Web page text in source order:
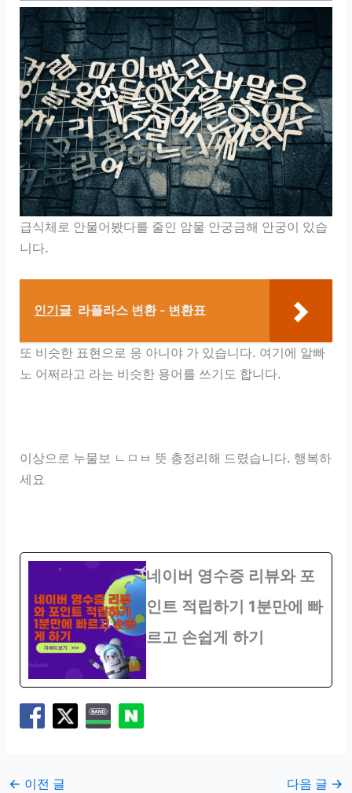
급식체로 안물어봤다를 줄인 암물 안궁금해 안궁이 있습
니다.
인기글 라플라스 변환 - 변환표
또 비슷한 표현으로 응 아니야 가 있습니다. 여기에 알빠
노 어쩌라고 라는 비슷한 용어를 쓰기도 합니다.
이상으로 누물보 ㄴㅁㅂ 뜻 총정리해 드렸습니다. 행복하
세요
네이버 영수증 리뷰와 포
인트 적립하기 1분만에 빠
르고 손쉽게 하기
← 이전 글 다음 글 →